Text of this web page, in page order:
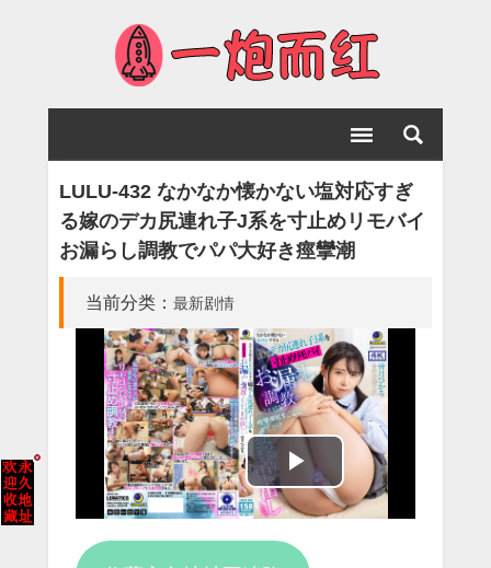
LULU-432 なかなか懐かない塩対応すぎ
る嫁のデカ尻連れ子J系を寸止めリモバイ
お漏らし調教でパパ大好き痙攣潮
当前分类： 最新剧情
Play